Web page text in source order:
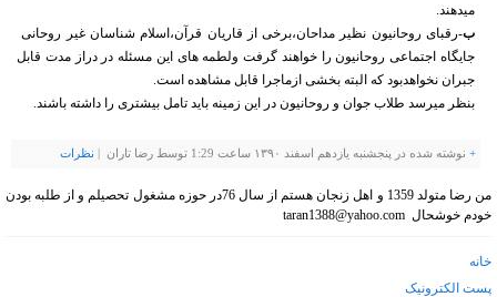
میدهند.
ب-رقبای روحانیون نظیر مداحان،برخی از قاریان قرآن،اسلام شناسان غیر روحانی
جایگاه اجتماعی روحانیون را خواهند گرفت ولطمه های این مسئله در دراز مدت قابل
جبران نخواهدبود که البته بخشی ازماجرا قابل مشاهده است.
بنظر میرسد طلاب جوان و روحانیون در این زمینه باید تامل بیشتری را داشته باشند.
+ نوشته شده در پنجشنبه یازدهم اسفند ۱۳۹۰ ساعت 1:29 توسط رضا تاران | نظرات
من رضا متولد 1359 و اهل زنجان هستم از سال 76در حوزه مشغول تحصیلم و از طلبه بودن
خودم خوشحال taran1388@yahoo.com
خانه
پست الکترونیک